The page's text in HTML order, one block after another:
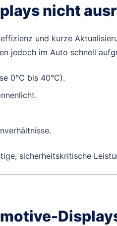
nicht
und kurze
jedoch im Auto schnell
0°C bis 40°C).
sicherheitskritische